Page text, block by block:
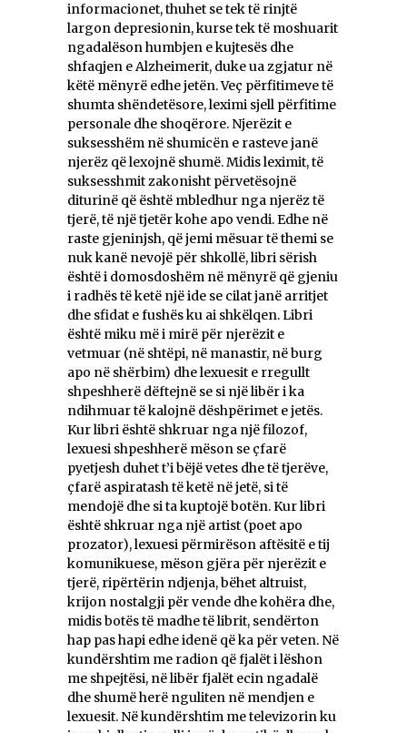
informacionet, thuhet se tek të rinjtë
largon depresionin, kurse tek të moshuarit
ngadalëson humbjen e kujtesës dhe
shfaqjen e Alzheimerit, duke ua zgjatur në
këtë mënyrë edhe jetën. Veç përfitimeve të
shumta shëndetësore, leximi sjell përfitime
personale dhe shoqërore. Njerëzit e
suksesshëm në shumicën e rasteve janë
njerëz që lexojnë shumë. Midis leximit, të
suksesshmit zakonisht përvetësojnë
diturinë që është mbledhur nga njerëz të
tjerë, të një tjetër kohe apo vendi. Edhe në
raste gjeninjsh, që jemi mësuar të themi se
nuk kanë nevojë për shkollë, libri sërish
është i domosdoshëm në mënyrë që gjeniu
i radhës të ketë një ide se cilat janë arritjet
dhe sfidat e fushës ku ai shkëlqen. Libri
është miku më i mirë për njerëzit e
vetmuar (në shtëpi, në manastir, në burg
apo në shërbim) dhe lexuesit e rregullt
shpeshherë dëftejnë se si një libër i ka
ndihmuar të kalojnë dëshpërimet e jetës.
Kur libri është shkruar nga një filozof,
lexuesi shpeshherë mëson se çfarë
pyetjesh duhet t’i bëjë vetes dhe të tjerëve,
çfarë aspiratash të ketë në jetë, si të
mendojë dhe si ta kuptojë botën. Kur libri
është shkruar nga një artist (poet apo
prozator), lexuesi përmirëson aftësitë e tij
komunikuese, mëson gjëra për njerëzit e
tjerë, ripërtërin ndjenja, bëhet altruist,
krijon nostalgji për vende dhe kohëra dhe,
midis botës të madhe të librit, sendërton
hap pas hapi edhe idenë që ka për veten. Në
kundërshtim me radion që fjalët i lëshon
me shpejtësi, në libër fjalët ecin ngadalë
dhe shumë herë nguliten në mendjen e
lexuesit. Në kundërshtim me televizorin ku